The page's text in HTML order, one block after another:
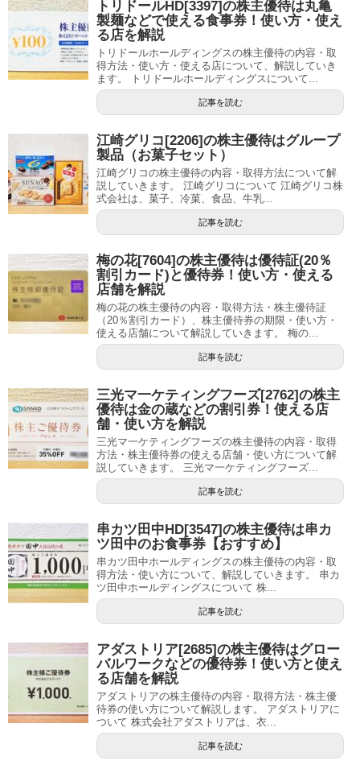
トリドールHD[3397]の株主優待は丸亀
製麺などで使える食事券！使い方・使え
る店を解説
トリドールホールディングスの株主優待の内容・取
得方法・使い方・使える店について、解説していき
ます。 トリドールホールディングスについて...
記事を読む
江崎グリコ[2206]の株主優待はグループ
製品（お菓子セット）
江崎グリコの株主優待の内容・取得方法について解
説していきます。 江崎グリコについて 江崎グリコ株
式会社は、菓子、冷菓、食品、牛乳...
記事を読む
梅の花[7604]の株主優待は優待証(20％
割引カード)と優待券！使い方・使える
店舗を解説
梅の花の株主優待の内容・取得方法・株主優待証
（20％割引カード）、株主優待券の期限・使い方・
使える店舗について解説していきます。 梅の...
記事を読む
三光マ一ケティングフーズ[2762]の株主
優待は金の蔵などの割引券！使える店
舗・使い方を解説
三光マ一ケティングフーズの株主優待の内容・取得
方法・株主優待券の使える店舗・使い方について解
説していきます。 三光マ一ケティングフーズ...
記事を読む
串カツ田中HD[3547]の株主優待は串カ
ツ田中のお食事券【おすすめ】
串カツ田中ホールディングスの株主優待の内容・取
得方法・使い方について、解説していきます。 串カ
ツ田中ホールディングスについて 株...
記事を読む
アダストリア[2685]の株主優待はグロー
バルワークなどの優待券！使い方と使え
る店舗を解説
アダストリアの株主優待の内容・取得方法・株主優
待券の使い方について解説します。 アダストリアに
ついて 株式会社アダストリアは、衣...
記事を読む